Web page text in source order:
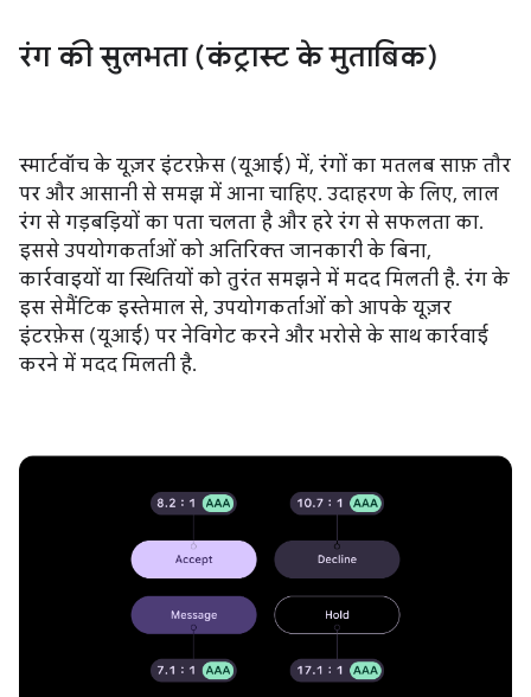
रंग की सुलभता (कंट्रास्ट के मुताबिक)
स्मार्टवॉच के यूज़र इंटरफ़ेस (यूआई) में, रंगों का मतलब साफ़ तौर
पर और आसानी से समझ में आना चाहिए. उदाहरण के लिए, लाल
रंग से गड़बड़ियों का पता चलता है और हरे रंग से सफलता का.
इससे उपयोगकर्ताओं को अतिरिक्त जानकारी के बिना,
कार्रवाइयों या स्थितियों को तुरंत समझने में मदद मिलती है. रंग के
इस सेमैंटिक इस्तेमाल से, उपयोगकर्ताओं को आपके यूज़र
इंटरफ़ेस (यूआई) पर नेविगेट करने और भरोसे के साथ कार्रवाई
करने में मदद मिलती है.